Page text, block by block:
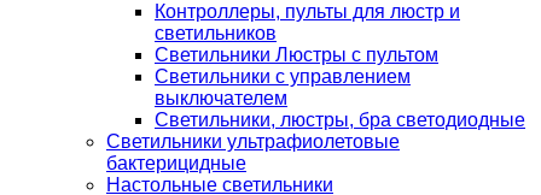
Контроллеры, пульты для люстр и
светильников
Светильники Люстры с пультом
Светильники с управлением
выключателем
Светильники, люстры, бра светодиодные
Светильники ультрафиолетовые
бактерицидные
Настольные светильники